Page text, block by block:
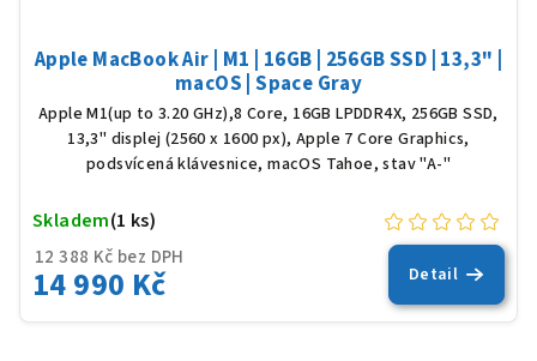
Apple MacBook Air | M1 | 16GB | 256GB SSD | 13,3" |
macOS | Space Gray
Apple M1(up to 3.20 GHz),8 Core, 16GB LPDDR4X, 256GB SSD,
13,3" displej (2560 x 1600 px), Apple 7 Core Graphics,
podsvícená klávesnice, macOS Tahoe, stav "A-"
12 388 Kč bez DPH
14 990 Kč
Skladem(1 ks)
Detail